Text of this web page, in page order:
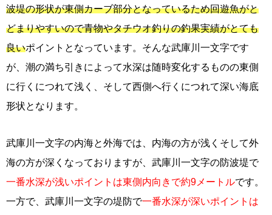
波堤の形状が東側カーブ部分となっているため回遊魚がと
どまりやすいので青物やタチウオ釣りの釣果実績がとても
良いポイントとなっています。そんな武庫川一文字です
が、潮の満ち引きによって水深は随時変化するものの東側
に行くにつれて浅く、そして西側へ行くにつれて深い海底
形状となります。
武庫川一文字の内海と外海では、内海の方が浅くそして外
海の方が深くなっておりますが、武庫川一文字の防波堤で
一番水深が浅いポイントは東側内向きで約9メートルです。
一方で、武庫川一文字の堤防で一番水深が深いポイントは